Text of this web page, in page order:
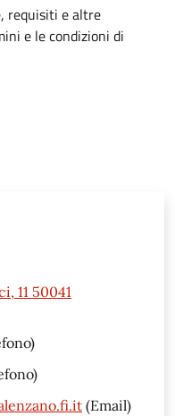
requisiti e altre
e le condizioni di
11 50041
(Email)